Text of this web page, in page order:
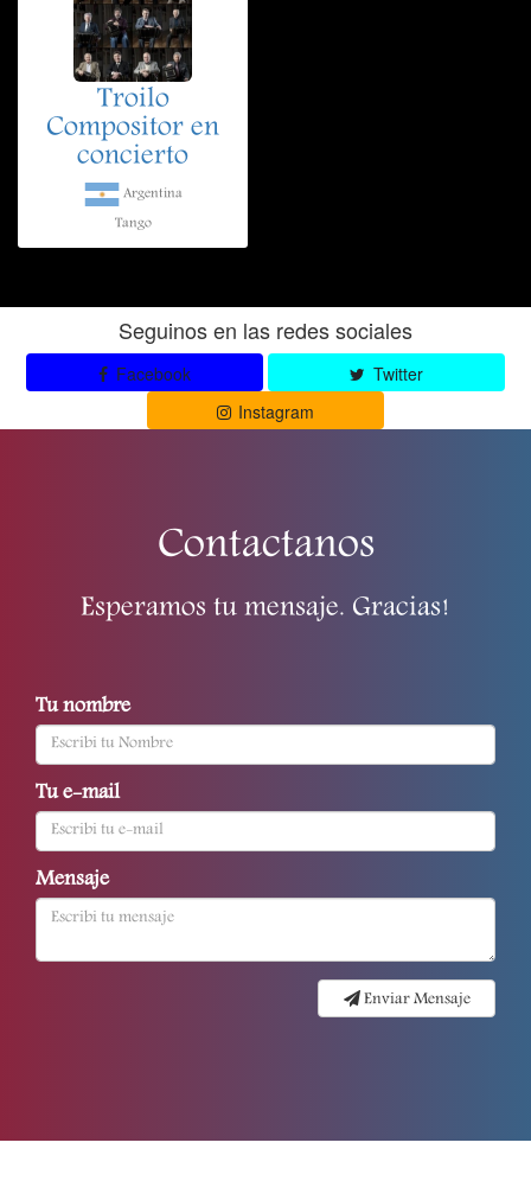
Troilo
Compositor en
concierto
Argentina
Tango
Seguinos en las redes sociales
Facebook
Twitter
Instagram
Contactanos
Esperamos tu mensaje. Gracias!
Tu nombre
Tu e-mail
Mensaje
Enviar Mensaje